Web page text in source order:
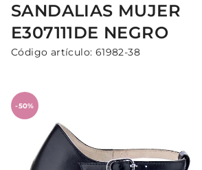
SANDALIAS MUJER
E307111DE NEGRO
Código artículo: 61982-38
-50%